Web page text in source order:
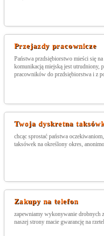
Przejazdy pracownicze
Państwa przdsiębiorstwo mieści się
komunikacją miejską jest utrudniony,
pracowników do przdsiębiorstwa i z
Twoja dyskretna
chcąc sprostać państwa
taksówek na określony okres,
Zakupy na telefon
zapewniamy wykonywanie drobnych
naszej strony macie gwarancję na